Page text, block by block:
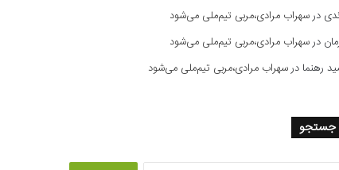
درسهراب مرادی،مربی تیم‌ملی می‌شود
درسهراب مرادی،مربی تیم‌ملی می‌شود
رهنما درسهراب مرادی،مربی تیم‌ملی می‌شود
جستجو